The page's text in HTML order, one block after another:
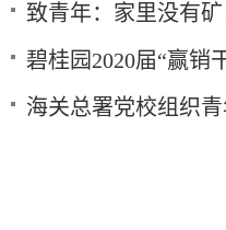
致青年：家里没有
碧桂园2020届“赢销
海关总署党校组织